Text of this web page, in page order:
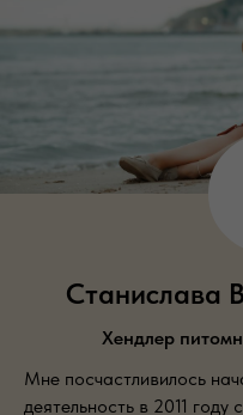
Станислава
Хендлер
Мне посчастливилось
деятельность в 2011